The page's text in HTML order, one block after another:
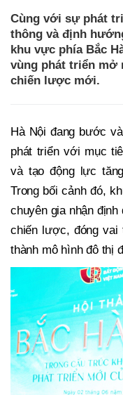
Cùng với sự phát
thông và định
khu vực phía Bắc
vùng phát triển mở
chiến lược mới.
Hà Nội đang bước
phát triển với mục
và tạo động lực
Trong bối cảnh đó,
chuyên gia nhận
chiến lược, đóng vai
thành mô hình đô thị